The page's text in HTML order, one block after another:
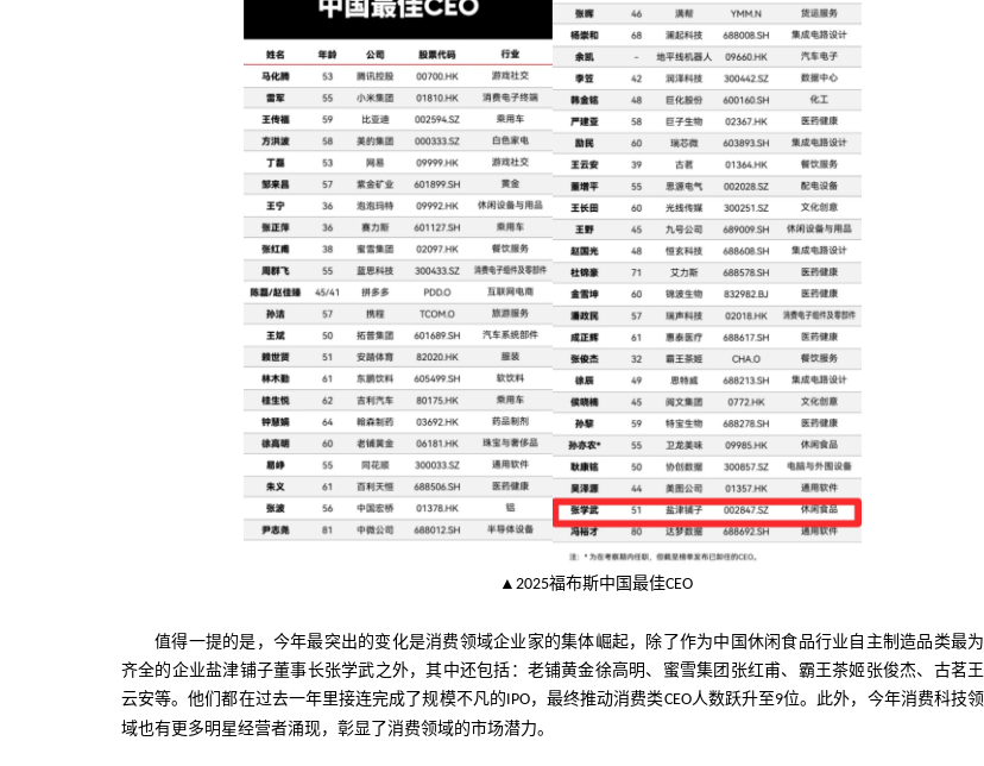
▲ 2025福布斯中国最佳CEO
值得一提的是，今年最突出的变化是消费领域企业家的集体崛起，除了作为中国休闲食品行业自主制造品类最为
齐全的企业盐津铺子董事长张学武之外，其中还包括：老铺黄金徐高明、蜜雪集团张红甫、霸王茶姬张俊杰、古茗王
云安等。他们都在过去一年里接连完成了规模不凡的IPO，最终推动消费类CEO人数跃升至9位。此外，今年消费科技领
域也有更多明星经营者涌现，彰显了消费领域的市场潜力。